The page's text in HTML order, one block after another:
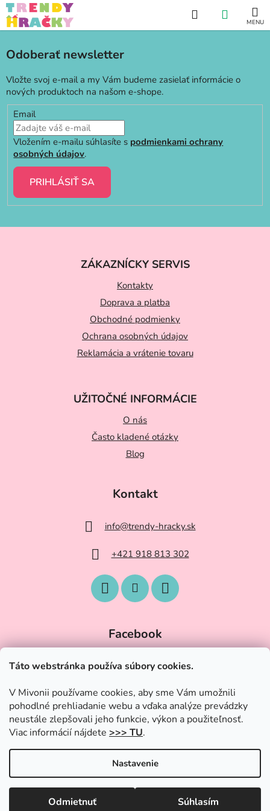
Táto webstránka používa súbory cookies.
V Mivonii používame cookies, aby sme Vám umožnili
pohodlné prehliadanie webu a vďaka analýze prevádzky
neustále zlepšovali jeho funkcie, výkon a použiteľnosť.
Viac informácií nájdete >>> TU.
Nastavenie
Odmietnuť Súhlasím
Prejsť
na
obsah
Hľadať
KOŠÍK
Odoberať newsletter
Vložte svoj e-mail a my Vám budeme zasielať informácie o
nových produktoch na našom e-shope.
Email
Vložením e-mailu súhlasíte s podmienkami ochrany
osobných údajov.
PRIHLÁSIŤ SA
ZÁKAZNÍCKY SERVIS
Kontakty
Doprava a platba
Obchodné podmienky
Ochrana osobných údajov
Reklamácia a vrátenie tovaru
UŽITOČNÉ INFORMÁCIE
O nás
Často kladené otázky
Blog
Kontakt
info@trendy-hracky.sk
+421 918 813 302
Facebook
Copyright 2026Trendy-Hracky.sk . Všetky práva vyhradené.